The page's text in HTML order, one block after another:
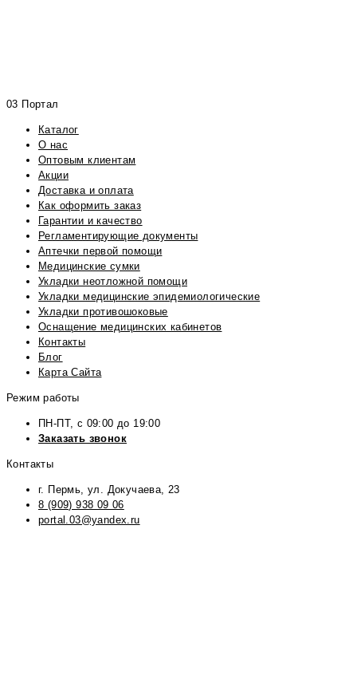
03 Портал
Каталог
О нас
Оптовым клиентам
Акции
Доставка и оплата
Как оформить заказ
Гарантии и качество
Регламентирующие документы
Аптечки первой помощи
Медицинские сумки
Укладки неотложной помощи
Укладки медицинские эпидемиологические
Укладки противошоковые
Оснащение медицинских кабинетов
Контакты
Блог
Карта Сайта
Режим работы
ПН-ПТ, с 09:00 до 19:00
Заказать звонок
Контакты
г. Пермь, ул. Докучаева, 23
8 (909) 938 09 06
portal.03@yandex.ru